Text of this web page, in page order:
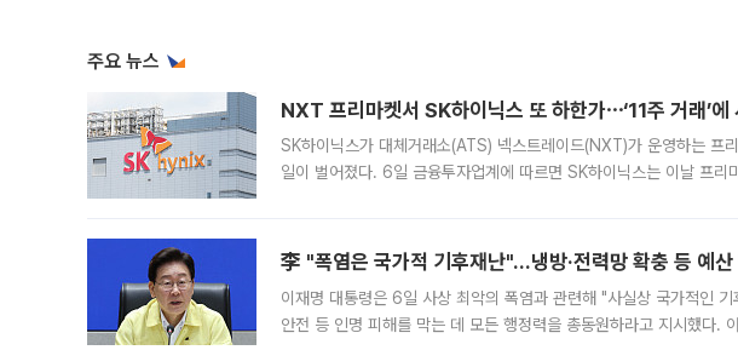
주요 뉴스
NXT 프리마켓서 SK하이닉스 또 하한가⋯‘11주 거래’에
SK하이닉스가 대체거래소(ATS) 넥스트레이드(NXT)가 운영하는 프
일이 벌어졌다. 6일 금융투자업계에 따르면 SK하이닉스는 이날 프
李 "폭염은 국가적 기후재난"…냉방·전력망 확충 등 예
이재명 대통령은 6일 사상 최악의 폭염과 관련해 "사실상 국가적인
안전 등 인명 피해를 막는 데 모든 행정력을 총동원하라고 지시했다.